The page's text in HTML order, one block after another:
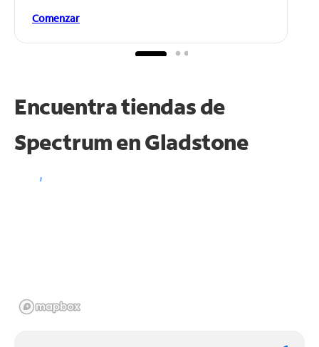
Comenzar
Encuentra tiendas de
Spectrum enGladstone